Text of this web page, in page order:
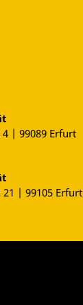
| 99089 Erfurt
21 | 99105 Erfurt